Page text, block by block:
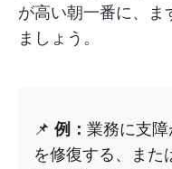
が高い朝一番に、ま
ましょう。
📌 例： 業務に支
を修復する、また